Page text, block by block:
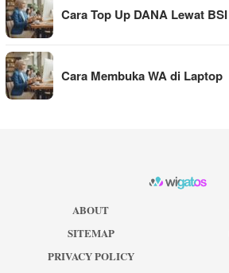
Cara Top Up DANA Lewat
Cara Membuka WA di Laptop
ABOUT
SITEMAP
PRIVACY POLICY